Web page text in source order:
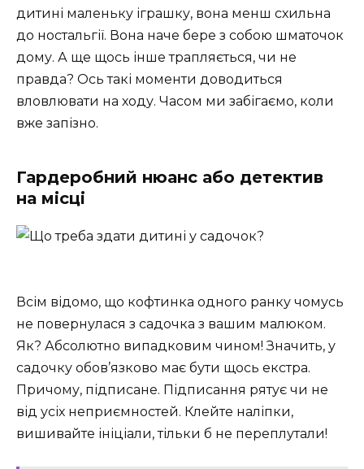
дитині маленьку іграшку, вона менш схильна
до ностальгії. Вона наче бере з собою шматочок
дому. А ще щось інше трапляється, чи не
правда? Ось такі моменти доводиться
вловлювати на ходу. Часом ми забігаємо, коли
вже запізно.
Гардеробний нюанс або детектив
на місці
Всім відомо, що кофтинка одного ранку чомусь
не повернулася з садочка з вашим малюком.
Як? Абсолютно випадковим чином! Значить, у
садочку обов’язково має бути щось екстра.
Причому, підписане. Підписання рятує чи не
від усіх неприємностей. Клейте наліпки,
вишивайте ініціали, тільки б не переплутали!